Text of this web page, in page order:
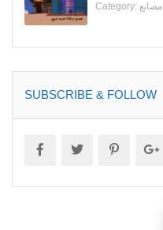
Category: مصانع
SUBSCRIBE & FOLLOW